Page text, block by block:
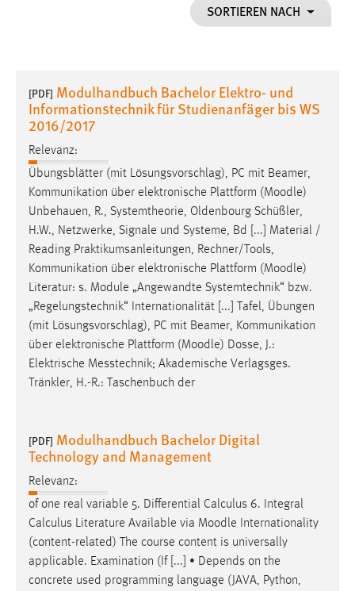
SORTIEREN NACH
[PDF] Modulhandbuch Bachelor Elektro- und
Informationstechnik für Studienanfäger bis WS
2016/2017
Relevanz:
Übungsblätter (mit Lösungsvorschlag), PC mit Beamer,
Kommunikation über elektronische Plattform (Moodle)
Unbehauen, R., Systemtheorie, Oldenbourg Schüßler,
H.W., Netzwerke, Signale und Systeme, Bd [...] Material /
Reading Praktikumsanleitungen, Rechner/Tools,
Kommunikation über elektronische Plattform (Moodle)
Literatur: s. Module „Angewandte Systemtechnik“ bzw.
„Regelungstechnik“ Internationalität [...] Tafel, Übungen
(mit Lösungsvorschlag), PC mit Beamer, Kommunikation
über elektronische Plattform (Moodle) Dosse, J.:
Elektrische Messtechnik; Akademische Verlagsges.
Tränkler, H.-R.: Taschenbuch der
[PDF] Modulhandbuch Bachelor Digital
Technology and Management
Relevanz:
of one real variable 5. Differential Calculus 6. Integral
Calculus Literature Available via Moodle Internationality
(content-related) The course content is universally
applicable. Examination (If [...] • Depends on the
concrete used programming language (JAVA, Python,
Performance
Name:
staticfilecache
Für performante Seitenauslieferung wird in diesem Cookie
gespeichert, ob man eingeloggt ist.
Sprachpräferenz
Name:
site-language-preference
Zweck:
Das Cookie speichert die gewählte Sprache der Website.
Cookie Laufzeit:
30 Tage
Chat
Name:
MibewSessionID, MIBEW_UserID, mibew_locale, mibew-
chat-frame-style-5e9dbeb1811c0446
Zweck:
Wird benötigt um die Chatfunktion nutzen zu können.
Cookie Laufzeit:
MibewSessionID, mibew-chat-frame-style-